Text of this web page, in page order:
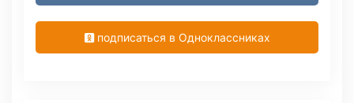
подписаться в Одноклассниках